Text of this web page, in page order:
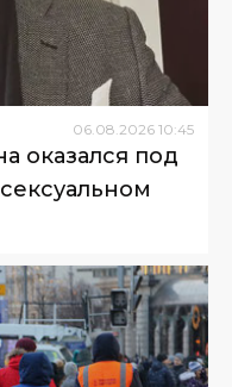
06.08.2026 10:45
оказался под